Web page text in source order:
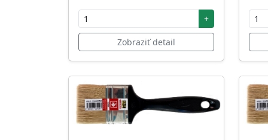
+
Zobraziť detail